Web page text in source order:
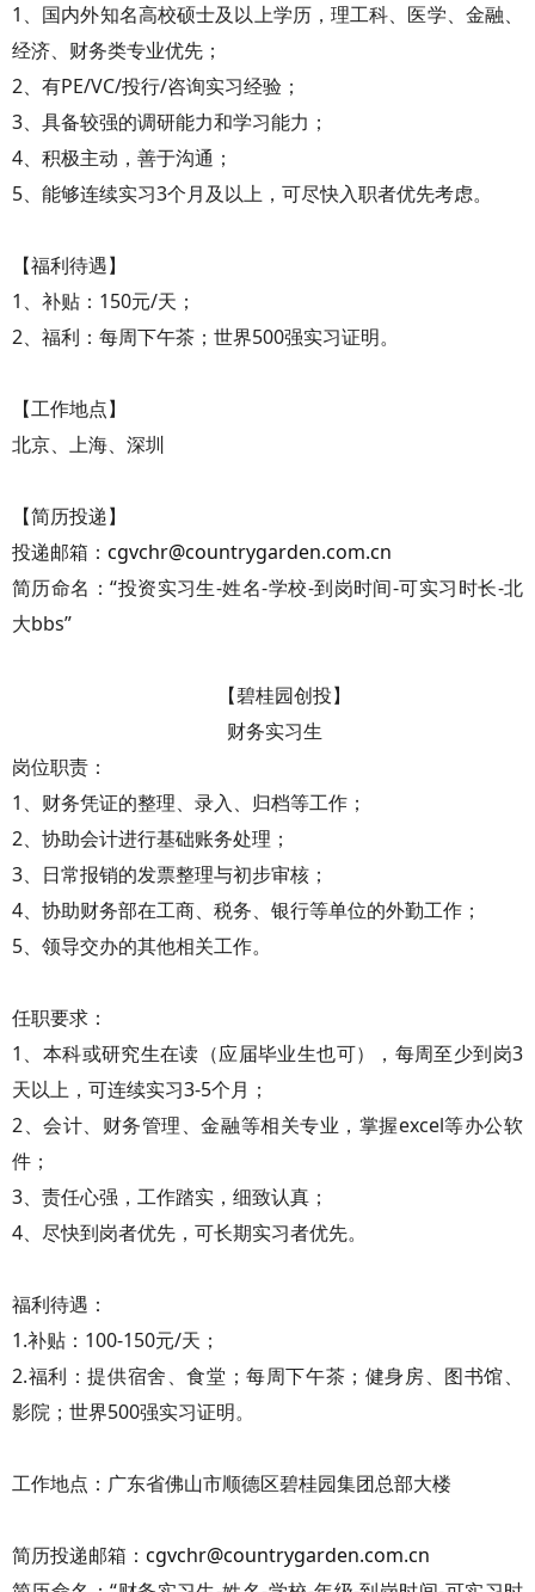
1、国内外知名高校硕士及以上学历，理工科、医学、金融、
经济、财务类专业优先；
2、有PE/VC/投行/咨询实习经验；
3、具备较强的调研能力和学习能力；
4、积极主动，善于沟通；
5、能够连续实习3个月及以上，可尽快入职者优先考虑。
【福利待遇】
1、补贴：150元/天；
2、福利：每周下午茶；世界500强实习证明。
【工作地点】
北京、上海、深圳
【简历投递】
投递邮箱： cgvchr@countrygarden.com.cn
简历命名：“投资实习生-姓名-学校-到岗时间-可实习时长-北
大bbs”
【碧桂园创投】
财务实习生
岗位职责：
1、财务凭证的整理、录入、归档等工作；
2、协助会计进行基础账务处理；
3、日常报销的发票整理与初步审核；
4、协助财务部在工商、税务、银行等单位的外勤工作；
5、领导交办的其他相关工作。
任职要求：
1、本科或研究生在读（应届毕业生也可），每周至少到岗3
天以上，可连续实习3-5个月；
2、会计、财务管理、金融等相关专业，掌握excel等办公软
件；
3、责任心强，工作踏实，细致认真；
4、尽快到岗者优先，可长期实习者优先。
福利待遇：
1.补贴：100-150元/天；
2.福利：提供宿舍、食堂；每周下午茶；健身房、图书馆、
影院；世界500强实习证明。
工作地点：广东省佛山市顺德区碧桂园集团总部大楼
简历投递邮箱： cgvchr@countrygarden.com.cn